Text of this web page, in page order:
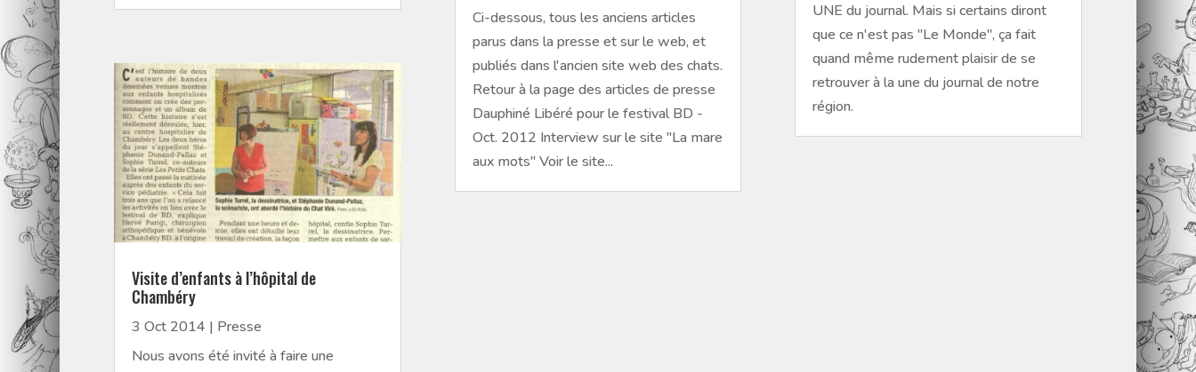
Visite d’enfants à l’hôpital de
Chambéry
3 Oct 2014 | Presse
Nous avons été invité à faire une
Ci-dessous, tous les anciens articles
parus dans la presse et sur le web, et
publiés dans l'ancien site web des chats.
Retour à la page des articles de presse
Dauphiné Libéré pour le festival BD -
Oct. 2012 Interview sur le site "La mare
aux mots" Voir le site...
UNE du journal. Mais si certains diront
que ce n'est pas "Le Monde", ça fait
quand même rudement plaisir de se
retrouver à la une du journal de notre
région.